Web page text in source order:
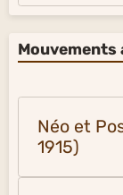
Néo et
1915)